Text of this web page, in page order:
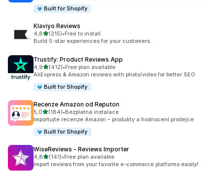
Built for Shopify
Klaviyo Reviews
4,8z 5 hvězd
(215)
Celkový počet recenzí: 215
•Free to install
Build 5-star experiences for your customers.
Trustify: Product Reviews App
4,9z 5 hvězd
(412)
Celkový počet recenzí: 412
•Free plan available
AliExpress & Amazon reviews with photo/video for better SEO
Built for Shopify
Recenze Amazon od Reputon
5,0z 5 hvězd
(184)
Celkový počet recenzí: 184
•Bezplatná instalace
Importujte recenze Amazon – produkty a hodnocení prodejce
Built for Shopify
WiseReviews ‑ Reviews Importer
4,8z 5 hvězd
(141)
Celkový počet recenzí: 141
•Free plan available
Import reviews from your favorite e-commerce platforms easily!